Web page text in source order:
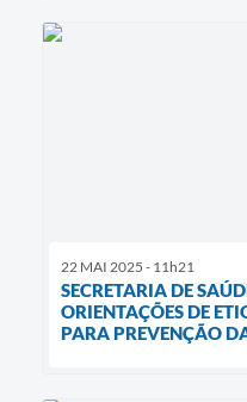
22 MAI 2025 - 11h21
SECRETARIA DE
ORIENTAÇÕES DE
PARA PREVENÇÃO